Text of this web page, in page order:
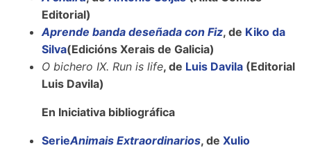
Editorial)
Aprende banda deseñada con Fiz, de Kiko da
Silva(Edicións Xerais de Galicia)
O bichero IX. Run is life, de Luis Davila (Editorial
Luis Davila)
En Iniciativa bibliográfica
SerieAnimais Extraordinarios, de Xulio